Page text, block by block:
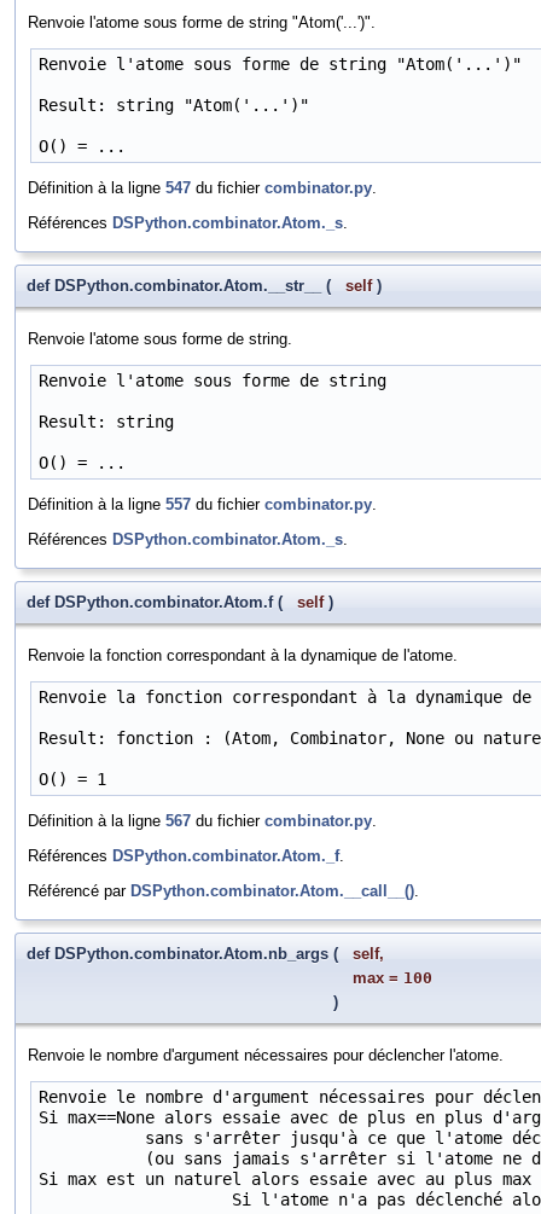
Renvoie l'atome sous forme de string "Atom('...')".
Renvoie l'atome sous forme de string "Atom('...')"
Result: string "Atom('...')"
O() = ...
Définition à la ligne 547 du fichier combinator.py.
Références DSPython.combinator.Atom._s.
def DSPython.combinator.Atom.__str__ ( self )
Renvoie l'atome sous forme de string.
Renvoie l'atome sous forme de string
Result: string
O() = ...
Définition à la ligne 557 du fichier combinator.py.
Références DSPython.combinator.Atom._s.
def DSPython.combinator.Atom.f ( self )
Renvoie la fonction correspondant à la dynamique de l'atome.
Renvoie la fonction correspondant à la dynamique de
Result: fonction : (Atom, Combinator, None ou
O() = 1
Définition à la ligne 567 du fichier combinator.py.
Références DSPython.combinator.Atom._f.
Référencé par DSPython.combinator.Atom.__call__().
def DSPython.combinator.Atom.nb_args ( self,
max = 100
)
Renvoie le nombre d'argument nécessaires pour déclencher l'atome.
Renvoie le nombre d'argument nécessaires pour
Si max==None alors essaie avec de plus en plus
sans s'arrêter jusqu'à ce que l'atome
(ou sans jamais s'arrêter si l'atome ne
Si max est un naturel alors essaie avec au plus max
Si l'atome n'a pas déclenché